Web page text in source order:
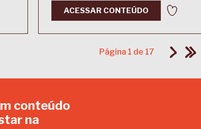
ACESSAR CONTEÚDO
Página 1 de 17
conteúdo
na